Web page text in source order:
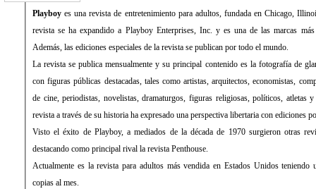
Playboy es una revista de entretenimiento para adultos, fundada en Chicago,
revista se ha expandido a Playboy Enterprises, Inc. y es una de las marcas
Además, las ediciones especiales de la revista se publican por todo el mundo.
La revista se publica mensualmente y su principal contenido es la fotografía de
con figuras públicas destacadas, tales como artistas, arquitectos, economistas,
de cine, periodistas, novelistas, dramaturgos, figuras religiosas, políticos, atletas
revista a través de su historia ha expresado una perspectiva libertaria con ediciones
Visto el éxito de Playboy, a mediados de la década de 1970 surgieron otras
destacando como principal rival la revista Penthouse.
Actualmente es la revista para adultos más vendida en Estados Unidos
copias al mes.